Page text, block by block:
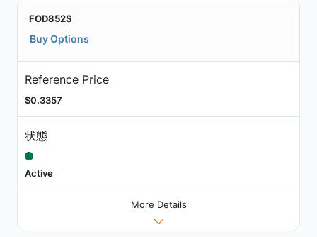
FOD852S
Buy Options
Reference Price
$0.3357
状態
Active
More Details